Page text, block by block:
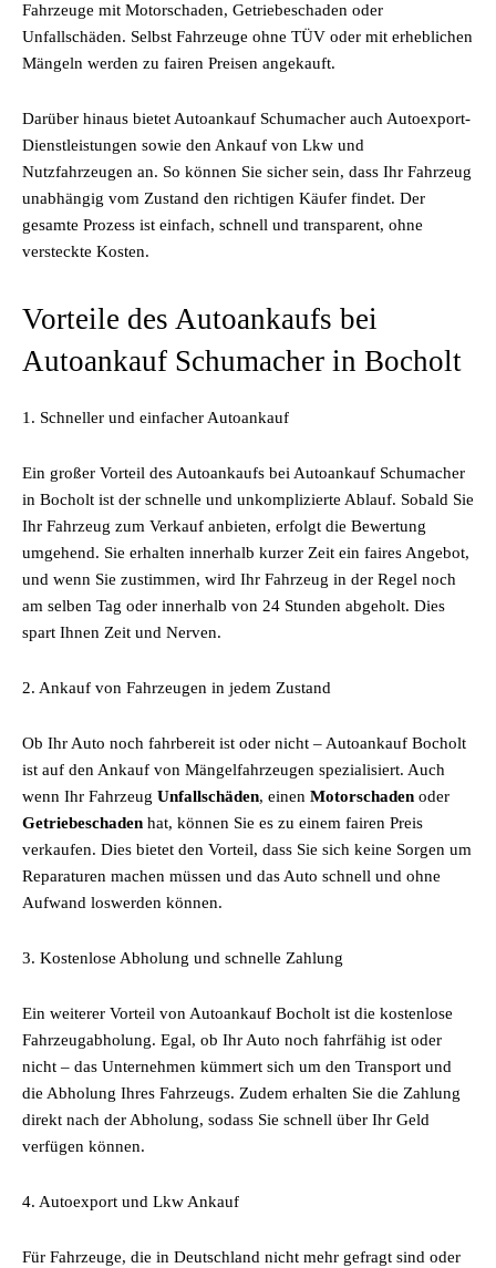
Fahrzeuge mit Motorschaden, Getriebeschaden oder
Unfallschäden. Selbst Fahrzeuge ohne TÜV oder mit erheblichen
Mängeln werden zu fairen Preisen angekauft.
Darüber hinaus bietet Autoankauf Schumacher auch Autoexport-
Dienstleistungen sowie den Ankauf von Lkw und
Nutzfahrzeugen an. So können Sie sicher sein, dass Ihr Fahrzeug
unabhängig vom Zustand den richtigen Käufer findet. Der
gesamte Prozess ist einfach, schnell und transparent, ohne
versteckte Kosten.
Vorteile des Autoankaufs bei
Autoankauf Schumacher in Bocholt
1. Schneller und einfacher Autoankauf
Ein großer Vorteil des Autoankaufs bei Autoankauf Schumacher
in Bocholt ist der schnelle und unkomplizierte Ablauf. Sobald Sie
Ihr Fahrzeug zum Verkauf anbieten, erfolgt die Bewertung
umgehend. Sie erhalten innerhalb kurzer Zeit ein faires Angebot,
und wenn Sie zustimmen, wird Ihr Fahrzeug in der Regel noch
am selben Tag oder innerhalb von 24 Stunden abgeholt. Dies
spart Ihnen Zeit und Nerven.
2. Ankauf von Fahrzeugen in jedem Zustand
Ob Ihr Auto noch fahrbereit ist oder nicht – Autoankauf Bocholt
ist auf den Ankauf von Mängelfahrzeugen spezialisiert. Auch
wenn Ihr Fahrzeug Unfallschäden, einen Motorschaden oder
Getriebeschaden hat, können Sie es zu einem fairen Preis
verkaufen. Dies bietet den Vorteil, dass Sie sich keine Sorgen um
Reparaturen machen müssen und das Auto schnell und ohne
Aufwand loswerden können.
3. Kostenlose Abholung und schnelle Zahlung
Ein weiterer Vorteil von Autoankauf Bocholt ist die kostenlose
Fahrzeugabholung. Egal, ob Ihr Auto noch fahrfähig ist oder
nicht – das Unternehmen kümmert sich um den Transport und
die Abholung Ihres Fahrzeugs. Zudem erhalten Sie die Zahlung
direkt nach der Abholung, sodass Sie schnell über Ihr Geld
verfügen können.
4. Autoexport und Lkw Ankauf
Für Fahrzeuge, die in Deutschland nicht mehr gefragt sind oder